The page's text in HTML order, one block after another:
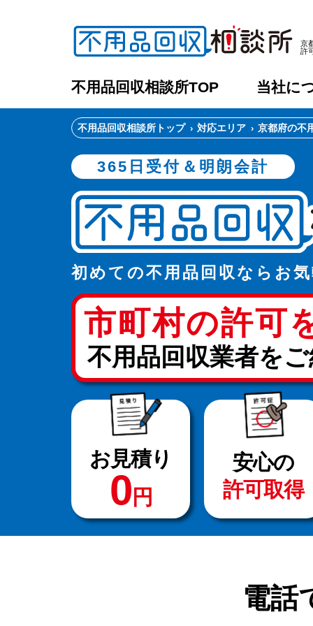
京
許
不用品回収相談所TOP 当社に
不用品回収相談所トップ 対応エリア 京都府の不
365日受付＆明朗会計
初めての不用品回収ならお
市町村の許可
不用品回収業者を
お見積り
0 円
安心の
許可取得
電話